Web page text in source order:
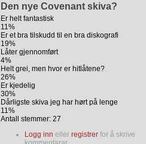
Den nye Covenant skiva?
Er helt fantastisk
11%
Er et bra tilskudd til en bra diskografi
19%
Låter gjennomført
4%
Helt grei, men hvor er hitlåtene?
26%
Er kjedelig
30%
Dårligste skiva jeg har hørt på lenge
11%
Antall stemmer: 27
Logg inn eller registrer for å skrive